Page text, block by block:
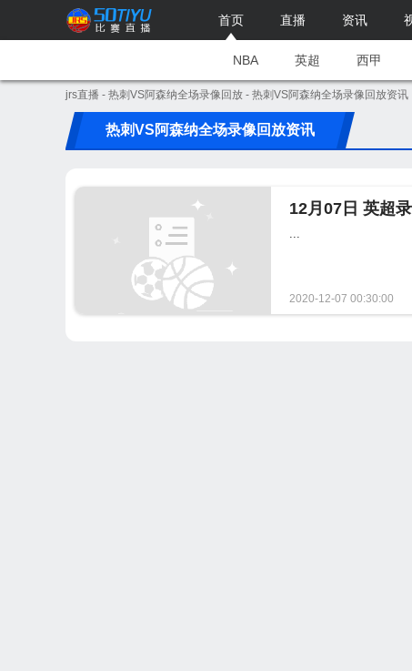
首页 直播 资讯
NBA 英超 西甲
jrs直播 - 热刺VS阿森纳全场录像回放 - 热刺VS阿森纳全场录像回放资讯
热刺VS阿森纳全场录像回放资讯
12月07日 英超
...
2020-12-07 00:30:00